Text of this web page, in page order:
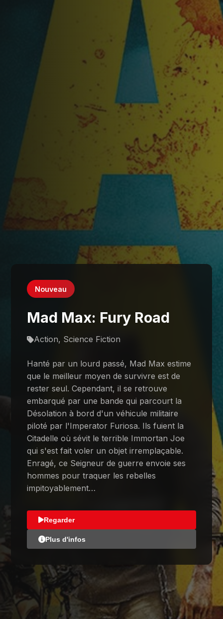
Nouveau
Mad Max: Fury Road
Action, Science Fiction
Hanté par un lourd passé, Mad Max estime
que le meilleur moyen de survivre est de
rester seul. Cependant, il se retrouve
embarqué par une bande qui parcourt la
Désolation à bord d'un véhicule militaire
piloté par l'Imperator Furiosa. Ils fuient la
Citadelle où sévit le terrible Immortan Joe
qui s'est fait voler un objet irremplaçable.
Enragé, ce Seigneur de guerre envoie ses
hommes pour traquer les rebelles
impitoyablement…
Regarder
Plus d'infos